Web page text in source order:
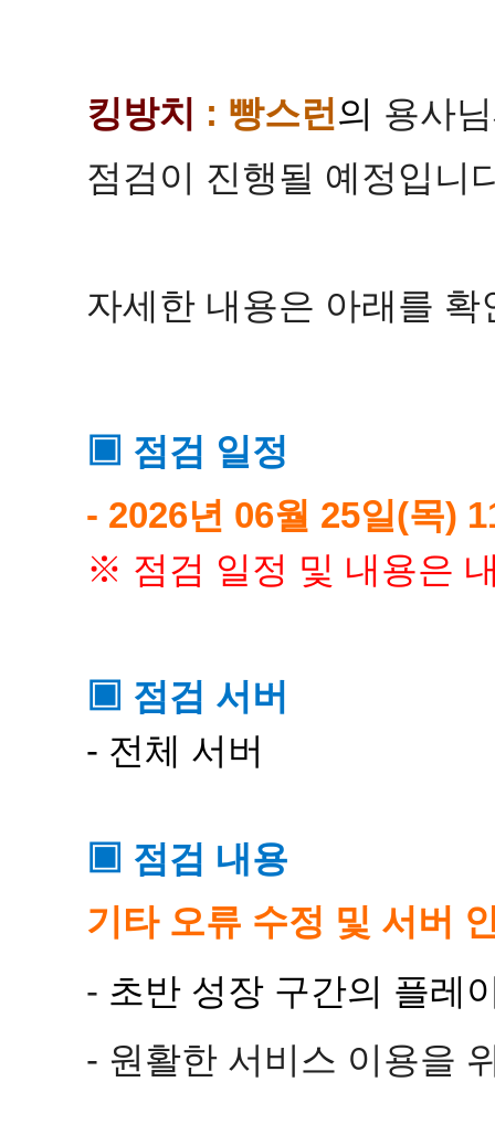
킹방치 : 빵스런의 용사
점검이 진행될 예정입니
자세한 내용은 아래를
▣ 점검 일정
- 2026년 06월 25일(목)
​※ 점검 일정 및 내용은
▣ 점검 서버
- 전체 서버
▣ 점검 내용
기타 오류 수정 및 서버
- 초반 성장 구간의 플레
- 원활한 서비스 이용을